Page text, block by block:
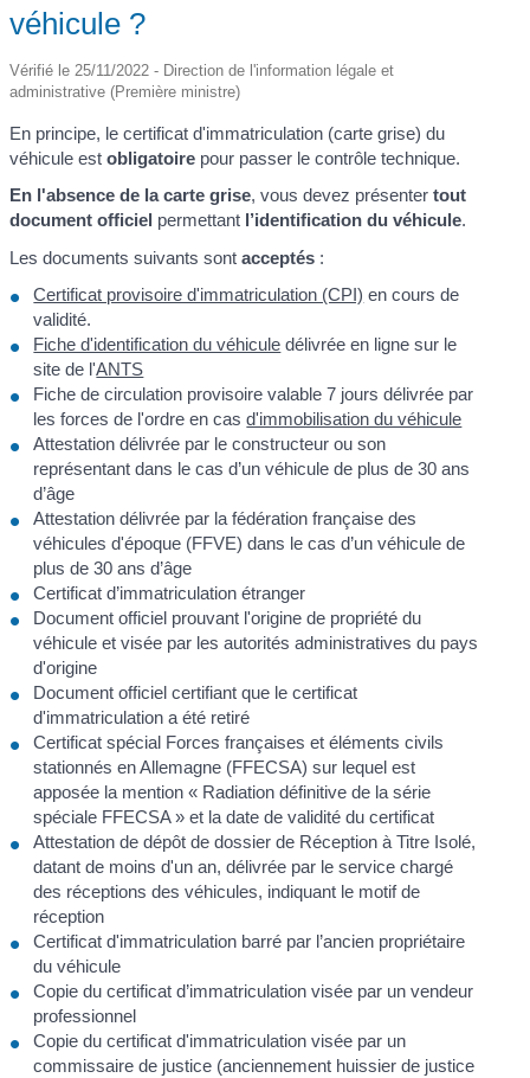
véhicule ?
Vérifié le 25/11/2022 - Direction de l'information légale et
administrative (Première ministre)
En principe, le certificat d'immatriculation (carte grise) du
véhicule estobligatoire pour passer le contrôle technique.
En l'absence de la carte grise, vous devez présentertout
document officiel permettant l’identification du véhicule.
Les documents suivants sontacceptés :
Certificat provisoire d'immatriculation (CPI) en cours de
validité.
Fiche d'identification du véhicule délivrée en ligne sur le
site de l'ANTS
Fiche de circulation provisoire valable 7 jours délivrée par
les forces de l'ordre en casd'immobilisation du véhicule
Attestation délivrée par le constructeur ou son
représentant dans le cas d’un véhicule de plus de 30 ans
d’âge
Attestation délivrée par la fédération française des
véhicules d'époque (FFVE) dans le cas d’un véhicule de
plus de 30 ans d’âge
Certificat d’immatriculation étranger
Document officiel prouvant l'origine de propriété du
véhicule et visée par les autorités administratives du pays
d'origine
Document officiel certifiant que le certificat
d'immatriculation a été retiré
Certificat spécial Forces françaises et éléments civils
stationnés en Allemagne (FFECSA) sur lequel est
apposée la mention « Radiation définitive de la série
spéciale FFECSA » et la date de validité du certificat
Attestation de dépôt de dossier de Réception à Titre Isolé,
datant de moins d'un an, délivrée par le service chargé
des réceptions des véhicules, indiquant le motif de
réception
Certificat d'immatriculation barré par l’ancien propriétaire
du véhicule
Copie du certificat d’immatriculation visée par un vendeur
professionnel
Copie du certificat d'immatriculation visée par un
commissaire de justice (anciennement huissier de justice